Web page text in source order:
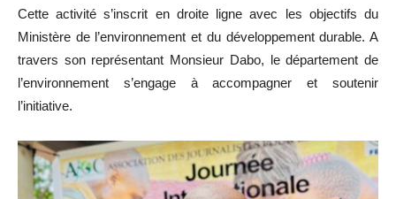
Cette activité s’inscrit en droite ligne avec les objectifs du
Ministère de l’environnement et du développement durable. A
travers son représentant Monsieur Dabo, le département de
l’environnement s’engage à accompagner et soutenir
l’initiative.